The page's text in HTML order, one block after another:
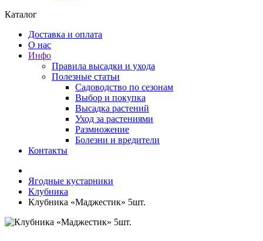
Каталог
Доставка и оплата
О нас
Инфо
Правила высадки и ухода
Полезные статьи
Садоводство по сезонам
Выбор и покупка
Высадка растений
Уход за растениями
Размножение
Болезни и вредители
Контакты
Ягодные кустарники
Клубника
Клубника «Маджестик» 5шт.